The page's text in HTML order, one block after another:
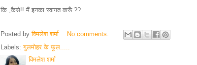
कि ,कैसे!! मैं इनका स्वागत करूँ ??
Posted byविमलेश शर्मा
No comments:
Labels:गुलमोहर के फूल.....
विमलेश शर्मा